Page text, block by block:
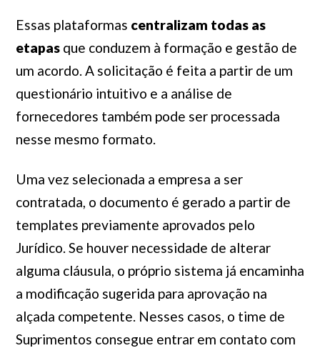
Essas plataformas centralizam todas as
etapasque conduzem à formação e gestão de
um acordo. A solicitação é feita a partir de um
questionário intuitivo e a análise de
fornecedores também pode ser processada
nesse mesmo formato.
Uma vez selecionada a empresa a ser
contratada, o documento é gerado a partir de
templates previamente aprovados pelo
Jurídico. Se houver necessidade de alterar
alguma cláusula, o próprio sistema já encaminha
a modificação sugerida para aprovação na
alçada competente. Nesses casos, o time de
Suprimentos consegue entrar em contato com